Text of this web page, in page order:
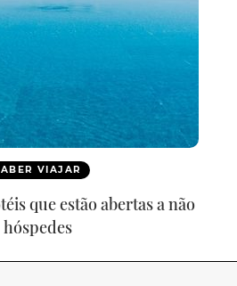
VIAJAR
que estão abertas a não
hóspedes